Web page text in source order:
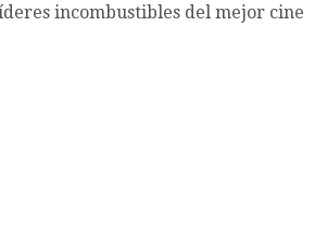
incombustibles del mejor cine